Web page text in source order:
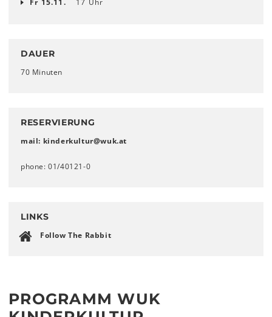
Fr 15.11.
17 Uhr
DAUER
70 Minuten
RESERVIERUNG
mail: kinderkultur@wuk.at
phone: 01/40121-0
LINKS
Follow The Rabbit
PROGRAMM WUK